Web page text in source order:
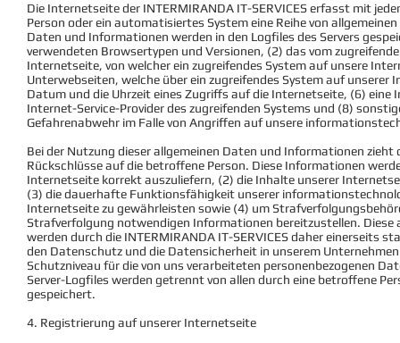
Die Internetseite der INTERMIRANDA IT-SERVICES erfasst mit
Person oder ein automatisiertes System eine Reihe von
Daten und Informationen werden in den Logfiles des Servers
verwendeten Browsertypen und Versionen, (2) das vom
Internetseite, von welcher ein zugreifendes System auf unsere
Unterwebseiten, welche über ein zugreifendes System auf
Datum und die Uhrzeit eines Zugriffs auf die Internetseite, (6)
Internet-Service-Provider des zugreifenden Systems und (8)
Gefahrenabwehr im Falle von Angriffen auf unsere
Bei der Nutzung dieser allgemeinen Daten und Informationen zieht
Rückschlüsse auf die betroffene Person. Diese Informationen
Internetseite korrekt auszuliefern, (2) die Inhalte unserer
(3) die dauerhafte Funktionsfähigkeit unserer
Internetseite zu gewährleisten sowie (4) um
Strafverfolgung notwendigen Informationen bereitzustellen.
werden durch die INTERMIRANDA IT-SERVICES daher einerseits
den Datenschutz und die Datensicherheit in unserem
Schutzniveau für die von uns verarbeiteten personenbezogenen
Server-Logfiles werden getrennt von allen durch eine betroffene
gespeichert.
4. Registrierung auf unserer Internetseite